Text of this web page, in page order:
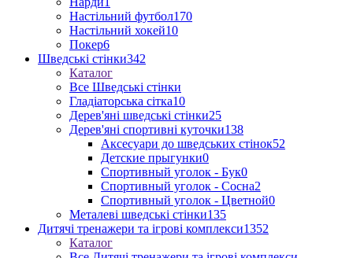
Настільний футбол170
Настільний хокей10
Покер6
Шведські стінки342
Каталог
Все Шведські стінки
Гладіаторська сітка10
Дерев'яні шведські стінки25
Дерев'яні спортивні куточки138
Аксесуари до шведських стінок52
Детские прыгунки0
Спортивный уголок - Бук0
Спортивный уголок - Сосна2
Спортивный уголок - Цветной0
Металеві шведські стінки135
Дитячі тренажери та ігрові комплекси1352
Каталог